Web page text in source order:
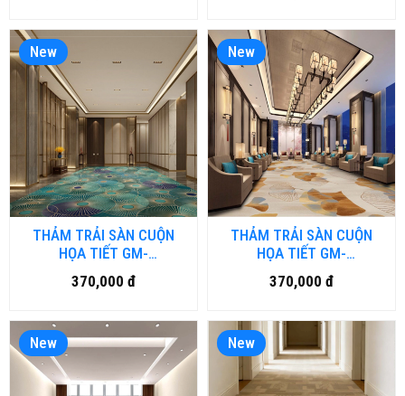
New
THẢM TRẢI SÀN CUỘN
HỌA TIẾT GM-
HFM.LUXURY07-HNM
370,000 đ
New
THẢM TRẢI SÀN CUỘN
HỌA TIẾT GM-
HFM.LUXURY06-HNM
370,000 đ
New New